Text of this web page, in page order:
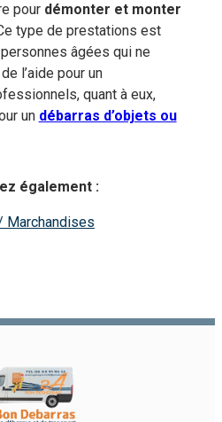
pour démonter et monter
type de prestations est
âgées qui ne
l’aide pour un
quant à eux,
un débarras d’objets ou
également :
Marchandises